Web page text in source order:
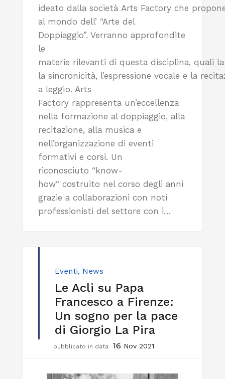
ideato dalla società Arts Factory che
al mondo dell’ “Arte del
Doppiaggio”. Verranno approfondite
le
materie rilevanti di questa disciplina, quali
la sincronicità, l’espressione vocale e la
a leggìo. Arts
Factory rappresenta un’eccellenza
nella formazione al doppiaggio, alla
recitazione, alla musica e
nell’organizzazione di eventi
formativi e corsi. Un
riconosciuto “know-
how“ costruito nel corso degli anni
grazie a collaborazioni con noti
professionisti del settore con i…
Eventi, News
Le Acli su Papa
Francesco a Firenze:
Un sogno per la pace
di Giorgio La Pira
pubblicato in data 16 Nov 2021